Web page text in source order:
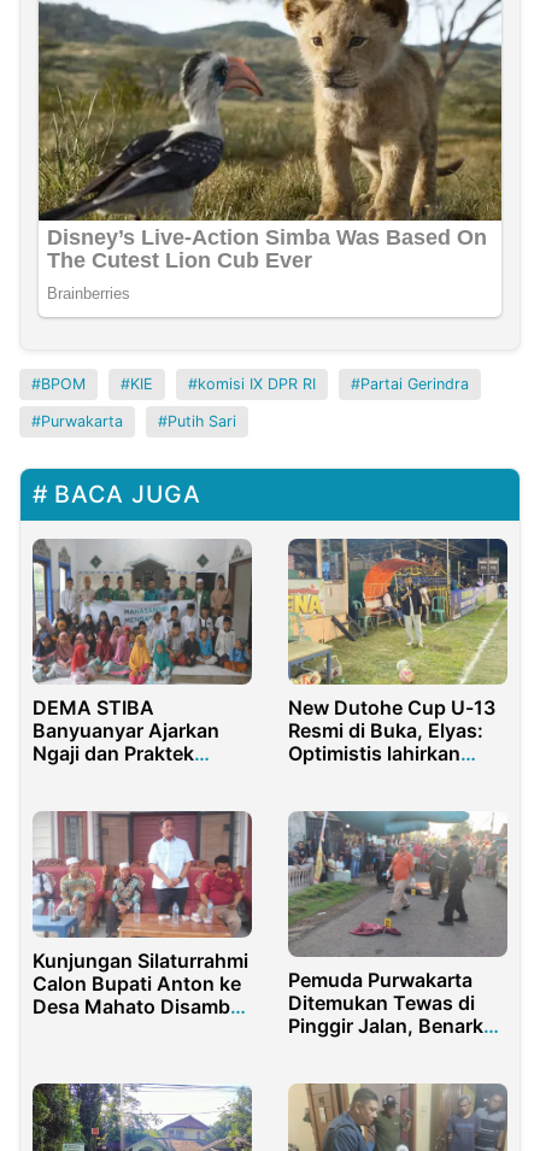
BPOM KIE komisi IX DPR RI Partai Gerindra
Purwakarta Putih Sari
BACA JUGA
DEMA STIBA
Banyuanyar Ajarkan
Ngaji dan Praktek
New Dutohe Cup U-13
Resmi di Buka, Elyas:
Optimistis lahirkan
Kunjungan Silaturrahmi
Calon Bupati Anton ke
Desa Mahato Disambut
Pemuda Purwakarta
Ditemukan Tewas di
Pinggir Jalan, Benarkah